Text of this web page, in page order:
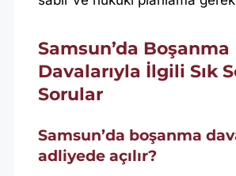
Samsun’da Boşanma
Davalarıyla İlgili Sık
Sorular
Samsun’da boşanma
adliyede açılır?